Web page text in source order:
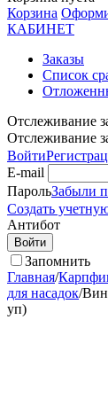
Корзина
КАБИНЕТ
Заказы
Список
Отслеживание
Отслеживание
Войти
E-mail
ПарольЗабыли
Создать
Антибот
Войти
Запомнить
Главная/
для насадок/
уп)